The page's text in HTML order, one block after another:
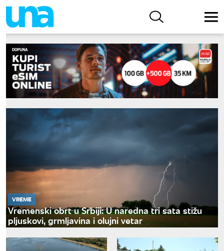
VREME
Vremenski obrt u Srbiji: U naredna tri sata stižu
pljuskovi, grmljavina i olujni vetar